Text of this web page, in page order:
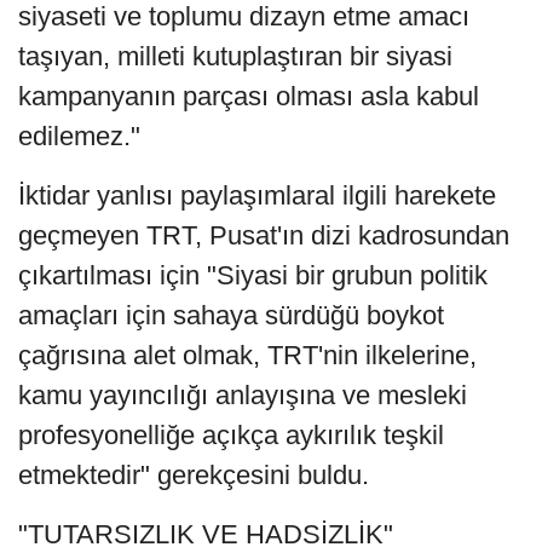
siyaseti ve toplumu dizayn etme amacı
taşıyan, milleti kutuplaştıran bir siyasi
kampanyanın parçası olması asla kabul
edilemez."
İktidar yanlısı paylaşımlaral ilgili harekete
geçmeyen TRT, Pusat'ın dizi kadrosundan
çıkartılması için "Siyasi bir grubun politik
amaçları için sahaya sürdüğü boykot
çağrısına alet olmak, TRT'nin ilkelerine,
kamu yayıncılığı anlayışına ve mesleki
profesyonelliğe açıkça aykırılık teşkil
etmektedir" gerekçesini buldu.
"TUTARSIZLIK VE HADSİZLİK"